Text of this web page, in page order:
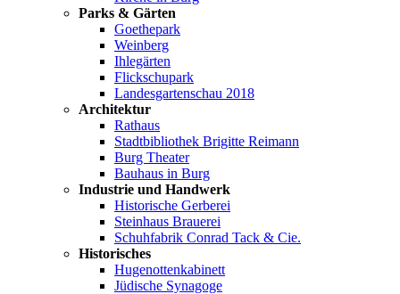
Parks & Gärten
Goethepark
Weinberg
Ihlegärten
Flickschupark
Landesgartenschau 2018
Architektur
Rathaus
Stadtbibliothek Brigitte Reimann
Burg Theater
Bauhaus in Burg
Industrie und Handwerk
Historische Gerberei
Steinhaus Brauerei
Schuhfabrik Conrad Tack & Cie.
Historisches
Hugenottenkabinett
Jüdische Synagoge